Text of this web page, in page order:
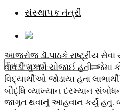
સંસ્થાપક તંત્રી
Search
for:
Search
Facebook
Youtube
Email
Telegram
આજરોજ ડૉ.પાઠકે રાષ્ટ્રીય સેવા
વાવડી મુકામે યોજાઈ હતી.
વિદ્યાર્થીઓ જોડાયા હતા
બૌદ્ધિ વ્યાખ્યાન દરમ્યાન
જાગૃત થવાનું આહવાન કર્યું હતુ.